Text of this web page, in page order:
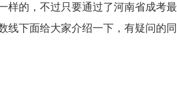
样的，不过只要通过了河南省成考最
线下面给大家介绍一下，有疑问的同